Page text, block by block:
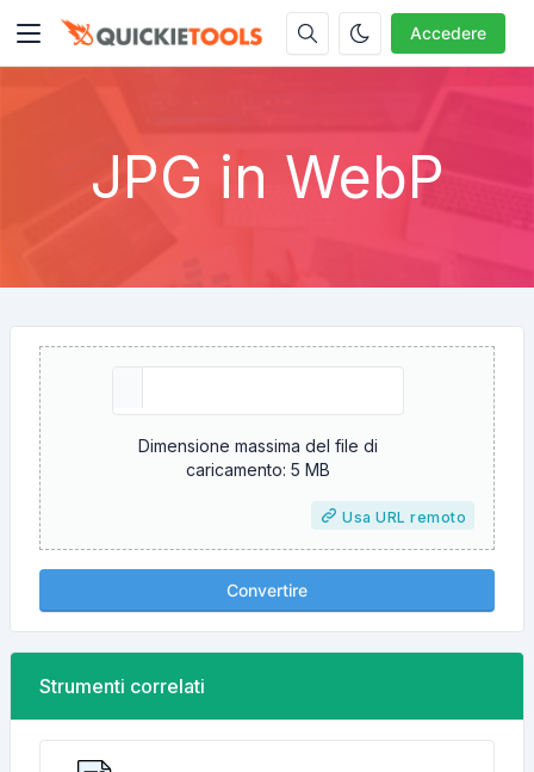
Accedere
JPG in WebP
Dimensione massima del file di
caricamento: 5 MB
Usa URL remoto
Convertire
Strumenti correlati